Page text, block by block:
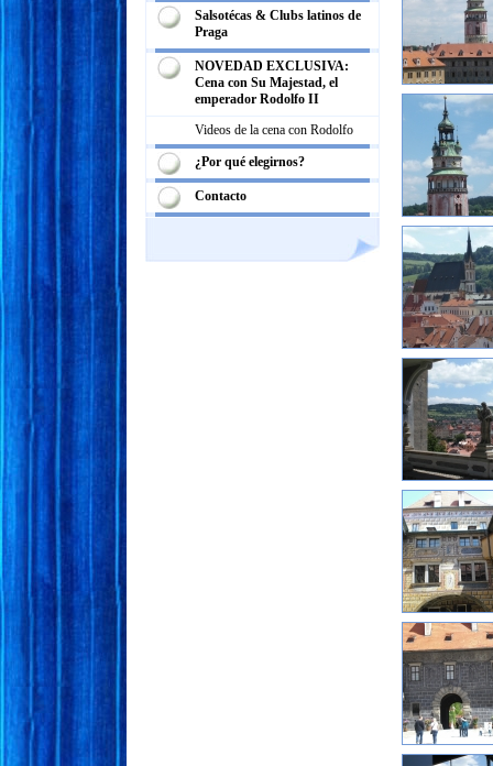
Salsotécas & Clubs latinos de
Praga
NOVEDAD EXCLUSIVA:
Cena con Su Majestad, el
emperador Rodolfo II
Videos de la cena con Rodolfo
¿Por qué elegirnos?
Contacto